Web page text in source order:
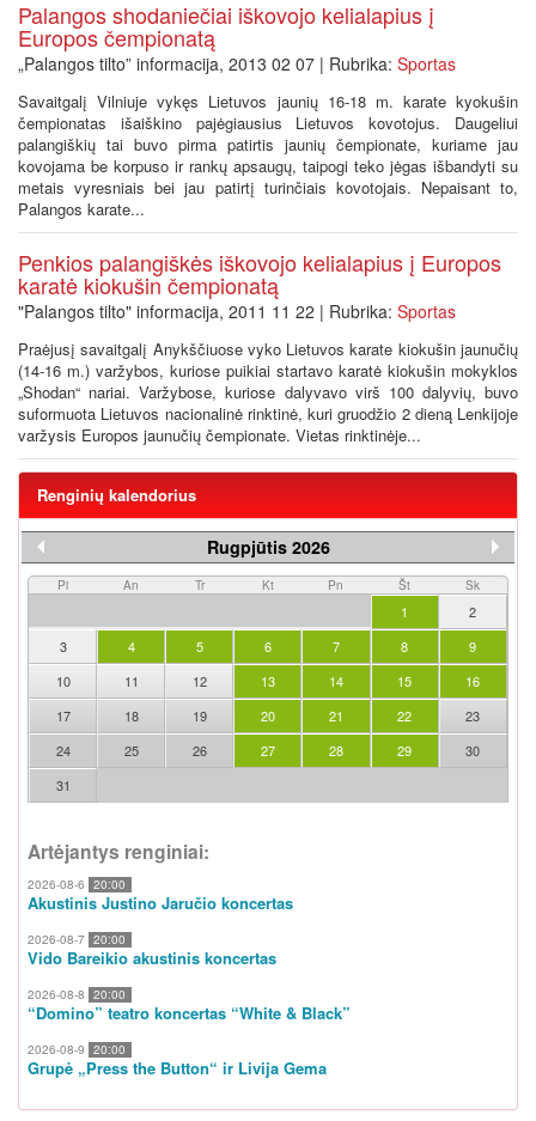
Palangos shodaniečiai iškovojo kelialapius į
Europos čempionatą
„Palangos tilto” informacija, 2013 02 07 | Rubrika: Sportas
Savaitgalį Vilniuje vykęs Lietuvos jaunių 16-18 m. karate kyokušin
čempionatas išaiškino pajėgiausius Lietuvos kovotojus. Daugeliui
palangiškių tai buvo pirma patirtis jaunių čempionate, kuriame jau
kovojama be korpuso ir rankų apsaugų, taipogi teko jėgas išbandyti su
metais vyresniais bei jau patirtį turinčiais kovotojais. Nepaisant to,
Palangos karate...
Penkios palangiškės iškovojo kelialapius į Europos
karatė kiokušin čempionatą
"Palangos tilto" informacija, 2011 11 22 | Rubrika: Sportas
Praėjusį savaitgalį Anykščiuose vyko Lietuvos karate kiokušin jaunučių
(14-16 m.) varžybos, kuriose puikiai startavo karatė kiokušin mokyklos
„Shodan“ nariai. Varžybose, kuriose dalyvavo virš 100 dalyvių, buvo
suformuota Lietuvos nacionalinė rinktinė, kuri gruodžio 2 dieną Lenkijoje
varžysis Europos jaunučių čempionate. Vietas rinktinėje...
Renginių kalendorius
Rugpjūtis 2026
Pi An Tr Kt Pn Št Sk
1
2
3
4 5 6 7 8
9
10
11 12 13 14 15
16
17
18 19 20 21 22
23
24
25 26 27 28 29
30
31
Artėjantys renginiai:
2026-08-6 20:00
Akustinis Justino Jaručio koncertas
2026-08-7 20:00
Vido Bareikio akustinis koncertas
2026-08-8 20:00
“Domino” teatro koncertas “White & Black”
2026-08-9 20:00
Grupė „Press the Button“ ir Livija Gema